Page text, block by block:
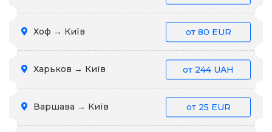
Хоф → Київ от 80 EUR
Харьков → Київ от 244 UAH
Варшава → Київ от 25 EUR